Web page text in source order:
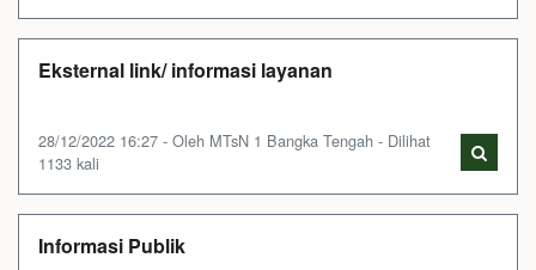
Eksternal link/ informasi layanan
28/12/2022 16:27 - Oleh MTsN 1 Bangka Tengah - Dilihat
1133 kali
Informasi Publik